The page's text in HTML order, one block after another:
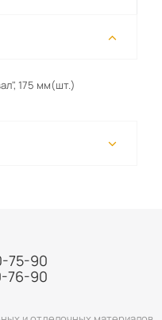
175 мм(шт.)
75-90
76-90